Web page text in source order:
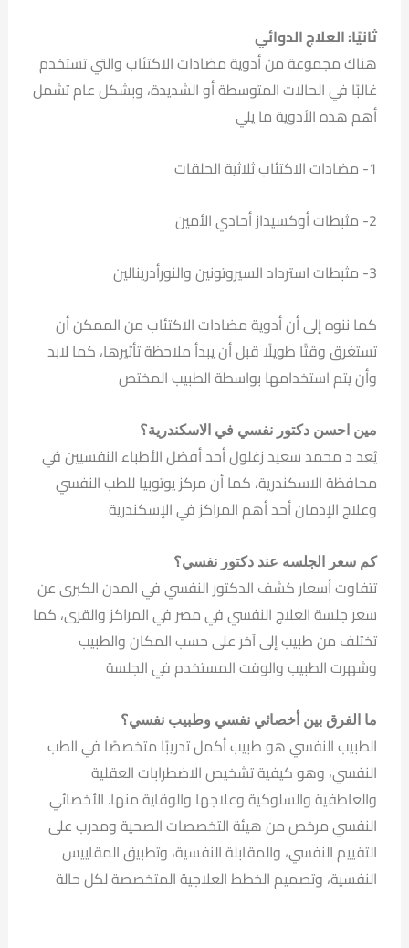
ثانيًا: العلاج الدوائي
هناك مجموعة من أدوية مضادات الاكتئاب والتي تستخدم
غالبًا في الحالات المتوسطة أو الشديدة، وبشكل عام تشمل
أهم هذه الأدوية ما يلي
1- مضادات الاكتئاب ثلاثية الحلقات
2- مثبطات أوكسيداز أحادي الأمين
3- مثبطات استرداد السيروتونين والنورأدرينالين
كما ننوه إلى أن أدوية مضادات الاكتئاب من الممكن أن
تستغرق وقتًا طويلًا قبل أن يبدأ ملاحظة تأثيرها، كما لابد
وأن يتم استخدامها بواسطة الطبيب المختص
مين احسن دكتور نفسي في الاسكندرية؟
يُعد د محمد سعيد زغلول أحد أفضل الأطباء النفسيين في
محافظة الاسكندرية، كما أن مركز يوتوبيا للطب النفسي
وعلاج الإدمان أحد أهم المراكز في الإسكندرية
كم سعر الجلسه عند دكتور نفسي؟
تتفاوت أسعار كشف الدكتور النفسي في المدن الكبرى عن
سعر جلسة العلاج النفسي في مصر في المراكز والقرى، كما
تختلف من طبيب إلى آخر على حسب المكان والطبيب
وشهرت الطبيب والوقت المستخدم في الجلسة
ما الفرق بين أخصائي نفسي وطبيب نفسي؟
الطبيب النفسي هو طبيب أكمل تدريبًا متخصصًا في الطب
النفسي، وهو كيفية تشخيص الاضطرابات العقلية
والعاطفية والسلوكية وعلاجها والوقاية منها. الأخصائي
النفسي مرخص من هيئة التخصصات الصحية ومدرب على
التقييم النفسي، والمقابلة النفسية، وتطبيق المقاييس
النفسية، وتصميم الخطط العلاجية المتخصصة لكل حالة